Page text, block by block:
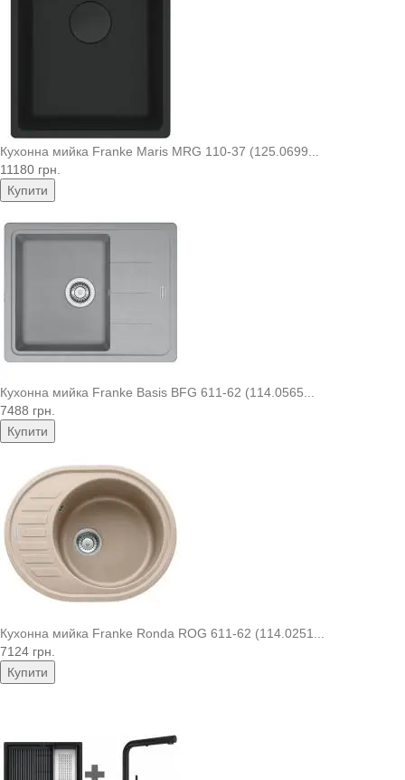
Кухонна мийка Franke Maris MRG 110-37 (125.0699...
11180 грн.
Купити
Кухонна мийка Franke Basis BFG 611-62 (114.0565...
7488 грн.
Купити
Кухонна мийка Franke Ronda ROG 611-62 (114.0251...
7124 грн.
Купити